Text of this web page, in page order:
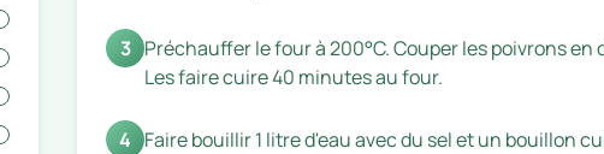
3 Préchauffer le four à 200°C. Couper les poivrons en
Les faire cuire 40 minutes au four.
4 Faire bouillir 1 litre d'eau avec du sel et un bouillon